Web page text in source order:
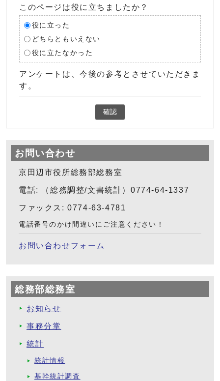
このページは役に立ちましたか？
役に立った
どちらともいえない
役に立たなかった
アンケートは、今後の参考とさせていただきま
す。
確認
お問い合わせ
京田辺市役所総務部総務室
電話: （総務調整/文書統計）0774-64-1337
ファックス: 0774-63-4781
電話番号のかけ間違いにご注意ください！
お問い合わせフォーム
総務部総務室
お知らせ
事務分掌
統計
統計情報
基幹統計調査